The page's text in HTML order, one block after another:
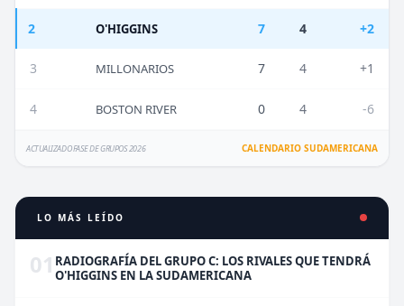
2 O'HIGGINS 7 4 +2
3 MILLONARIOS 7 4 +1
4 BOSTON RIVER 0 4 -6
ACTUALIZADO FASE DE GRUPOS 2026 CALENDARIO SUDAMERICANA
LO MÁS LEÍDO
01 RADIOGRAFÍA DEL GRUPO C: LOS RIVALES QUE TENDRÁ
O'HIGGINS EN LA SUDAMERICANA